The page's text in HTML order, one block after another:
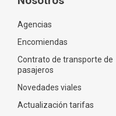
Agencias
Encomiendas
Contrato de transporte de
pasajeros
Novedades viales
Actualización tarifas